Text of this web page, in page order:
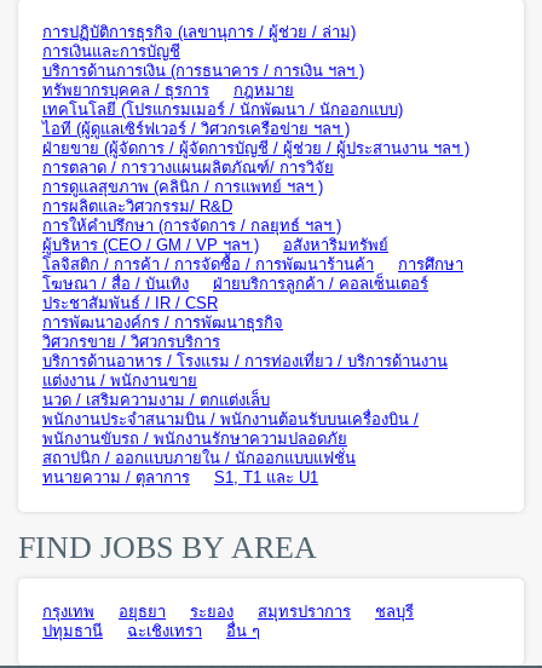
การปฏิบัติการธุรกิจ (เลขานุการ / ผู้ช่วย / ล่าม)
การเงินและการบัญชี
บริการด้านการเงิน (การธนาคาร / การเงิน ฯลฯ )
ทรัพยากรบุคคล / ธุรการ
กฎหมาย
เทคโนโลยี (โปรแกรมเมอร์ / นักพัฒนา / นักออกแบบ)
ไอที (ผู้ดูแลเซิร์ฟเวอร์ / วิศวกรเครือข่าย ฯลฯ )
ฝ่ายขาย (ผู้จัดการ / ผู้จัดการบัญชี / ผู้ช่วย / ผู้ประสานงาน ฯลฯ )
การตลาด / การวางแผนผลิตภัณฑ์/ การวิจัย
การดูแลสุขภาพ (คลินิก / การแพทย์ ฯลฯ )
การผลิตและวิศวกรรม/ R&D
การให้คำปรึกษา (การจัดการ / กลยุทธ์ ฯลฯ )
ผู้บริหาร (CEO / GM / VP ฯลฯ )
อสังหาริมทรัพย์
โลจิสติก / การค้า / การจัดซื้อ / การพัฒนาร้านค้า
การศึกษา
โฆษณา / สื่อ / บันเทิง
ฝ่ายบริการลูกค้า / คอลเซ็นเตอร์
ประชาสัมพันธ์ / IR / CSR
การพัฒนาองค์กร / การพัฒนาธุรกิจ
วิศวกรขาย / วิศวกรบริการ
บริการด้านอาหาร / โรงแรม / การท่องเที่ยว / บริการด้านงาน
แต่งงาน / พนักงานขาย
นวด / เสริมความงาม / ตกแต่งเล็บ
พนักงานประจำสนามบิน / พนักงานต้อนรับบนเครื่องบิน /
พนักงานขับรถ / พนักงานรักษาความปลอดภัย
สถาปนิก / ออกแบบภายใน / นักออกแบบแฟชั่น
ทนายความ / ตุลาการ
S1, T1 และ U1
FIND JOBS BY AREA
กรุงเทพ อยุธยา ระยอง สมุทรปราการ
ชลบุรี
ปทุมธานี
ฉะเชิงเทรา อื่น ๆ